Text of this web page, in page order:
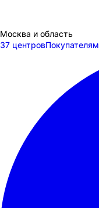
Москва и область
37 центровПокупателям